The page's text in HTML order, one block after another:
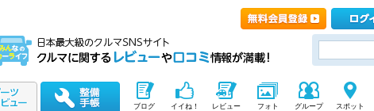
ブログ イイね！ レビュー フォト グループ スポット